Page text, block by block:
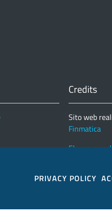
Credits
Sito web
Finmatica
Elenco
PRIVACY POLICY